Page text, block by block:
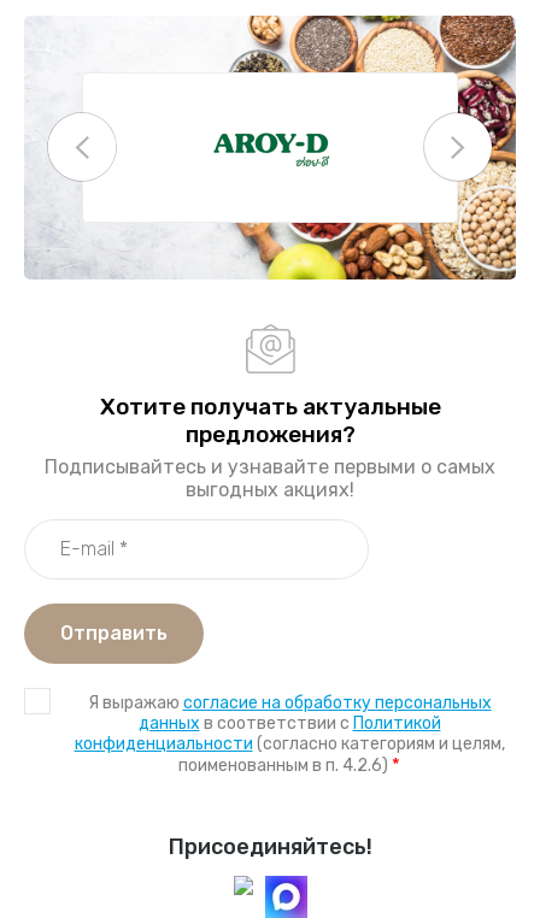
Присоединяйтесь!
Хотите получать актуальные
предложения?
Подписывайтесь и узнавайте первыми о самых
выгодных акциях!
Я выражаю согласие на обработку персональных
данных в соответствии с Политикой
конфиденциальности (согласно категориям и целям,
поименованным в п. 4.2.6) *
Отправить